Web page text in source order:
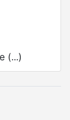
(...)